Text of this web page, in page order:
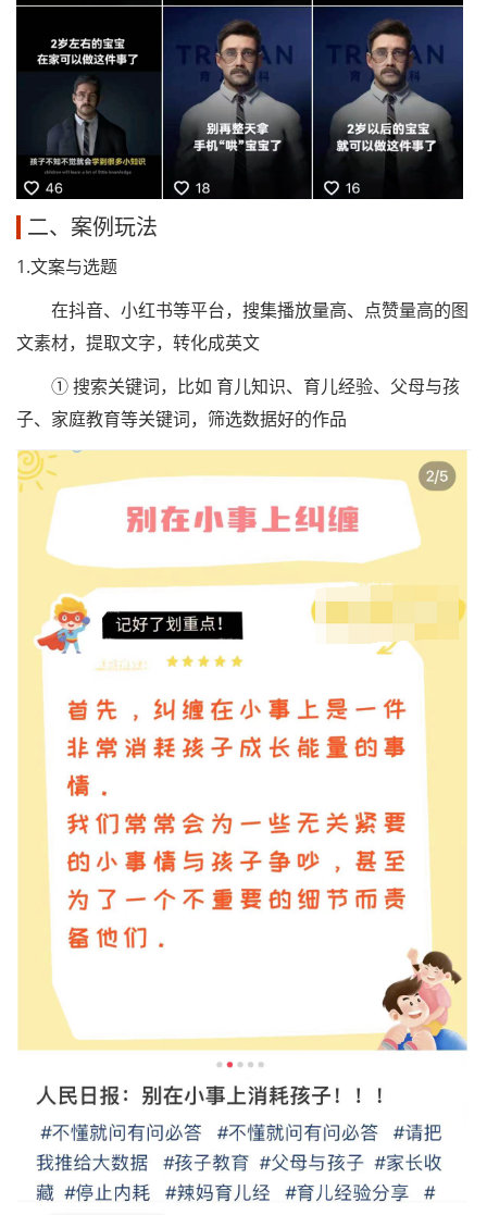
二、案例玩法
1.文案与选题
在抖音、小红书等平台，搜集播放量高、点赞量高的图
文素材，提取文字，转化成英文
① 搜索关键词，比如 育儿知识、育儿经验、父母与孩
子、家庭教育等关键词，筛选数据好的作品